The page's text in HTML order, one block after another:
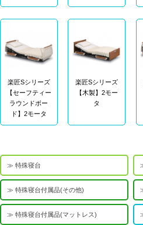
楽匠Sシリーズ
【セーフティー
ラウンドボー
ド】2モータ
楽匠Sシリーズ
【木製】2モー
タ
特殊寝台
特殊寝台付属品(その他)
特殊寝台付属品(マットレス)